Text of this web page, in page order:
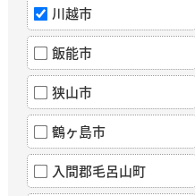
川越市
飯能市
狭山市
鶴ヶ島市
入間郡毛呂山町